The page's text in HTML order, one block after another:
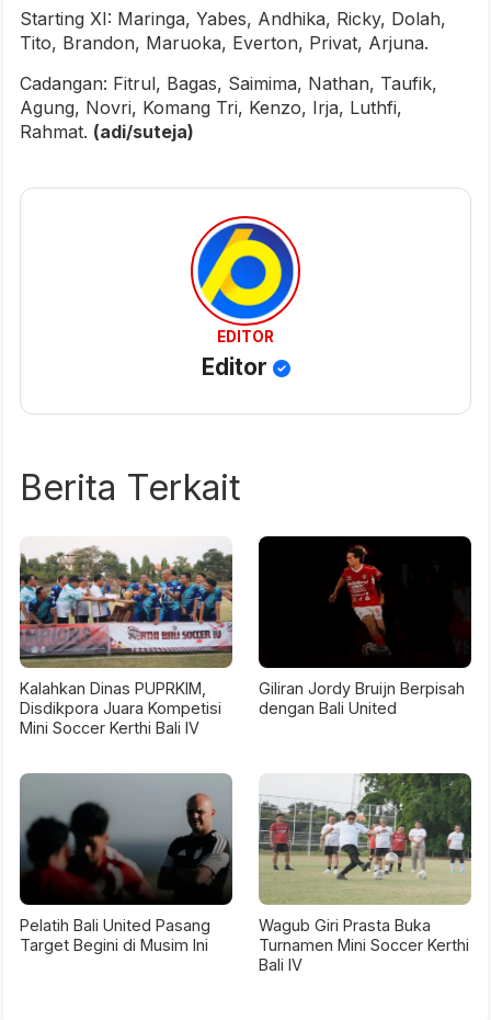
Starting XI: Maringa, Yabes, Andhika, Ricky, Dolah,
Tito, Brandon, Maruoka, Everton, Privat, Arjuna.
Cadangan: Fitrul, Bagas, Saimima, Nathan, Taufik,
Agung, Novri, Komang Tri, Kenzo, Irja, Luthfi,
Rahmat. (adi/suteja)
EDITOR
Editor
Berita Terkait
Kalahkan Dinas PUPRKIM,
Disdikpora Juara Kompetisi
Mini Soccer Kerthi Bali IV
Giliran Jordy Bruijn Berpisah
dengan Bali United
Pelatih Bali United Pasang
Target Begini di Musim Ini
Wagub Giri Prasta Buka
Turnamen Mini Soccer Kerthi
Bali IV